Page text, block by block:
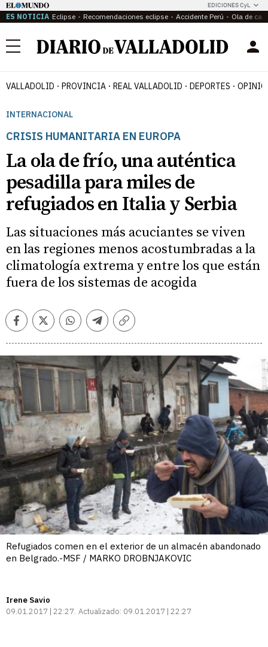
EDICIONES CyL
ES NOTICIA Eclipse Recomendaciones eclipse Accidente Perú Ola de
Menú
VALLADOLID PROVINCIA REAL VALLADOLID DEPORTES
INTERNACIONAL
CRISIS HUMANITARIA EN EUROPA
La ola de frío, una auténtica
pesadilla para miles de
refugiados en Italia y Serbia
Las situaciones más acuciantes se viven
en las regiones menos acostumbradas a la
climatología extrema y entre los que están
fuera de los sistemas de acogida
FacebookTwitterWhatsappTelegramCopiar
Refugiados comen en el exterior de un almacén abandonado
en Belgrado.-MSF / MARKO DROBNJAKOVIC
Irene Savio
09.01.2017 | 22:27 Actualizado: 09.01.2017 | 22:27